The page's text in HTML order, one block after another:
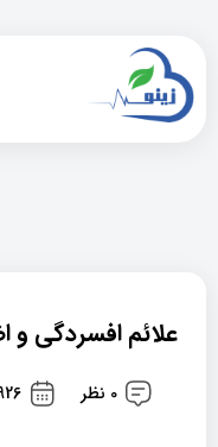
علائم افسردگی
0 نظر 1926